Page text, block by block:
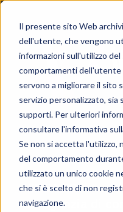
Il presente sito Web
dell'utente, che vengono
informazioni sull'utilizzo
comportamenti dell'utente
servono a migliorare il sito
servizio personalizzato,
supporti. Per ulteriori
consultare l'informativa
Se non si accetta l'utilizzo,
del comportamento
utilizzato un unico cookie
che si è scelto di non
navigazione.
VIDEA 25
Un’agenzia di